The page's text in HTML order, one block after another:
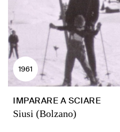
1961
IMPARARE A SCIARE
Siusi (Bolzano)